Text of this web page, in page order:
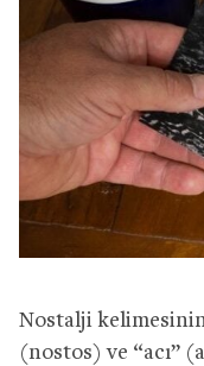
Nostalji
(nostos) ve “acı”